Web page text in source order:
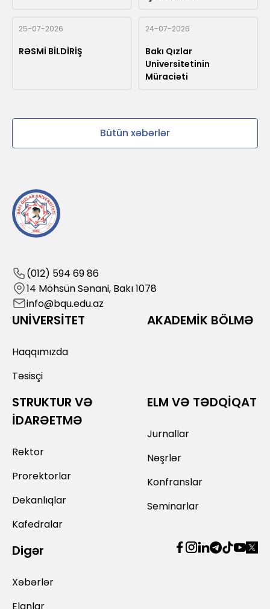
25-07-2026
RƏSMİ BİLDİRİŞ
24-07-2026
Bakı Qızlar
Universitetinin
Müraciəti
Bütün xəbərlər
(012) 594 69 86
14 Möhsün Sənani, Bakı 1078
info@bqu.edu.az
UNİVERSİTET
Haqqımızda
Təsisçi
AKADEMİK BÖLMƏ
STRUKTUR VƏ
İDARƏETMƏ
Rektor
Prorektorlar
Dekanlıqlar
Kafedralar
ELM VƏ TƏDQİQAT
Jurnallar
Nəşrlər
Konfranslar
Seminarlar
Digər
Xəbərlər
Elanlar